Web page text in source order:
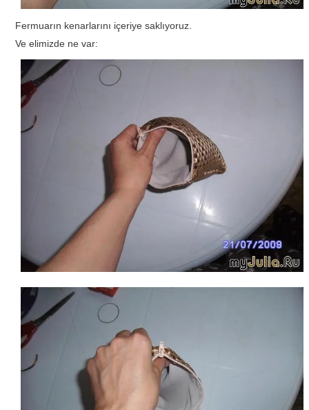
Fermuarın kenarlarını içeriye saklıyoruz.
Ve elimizde ne var: